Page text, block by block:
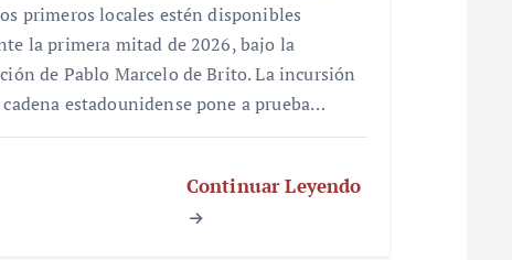
primeros locales estén disponibles
la primera mitad de 2026, bajo la
de Pablo Marcelo de Brito. La incursión
cadena estadounidense pone a prueba…
Continuar Leyendo